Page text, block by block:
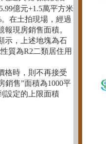
億元+1.5萬平方米
。在土拍現場，經過
報現房銷售面積。
示，上述地塊為石
質為R2二類居住用
格時，則不再接受
銷售”面積為1000平
設定的上限面積